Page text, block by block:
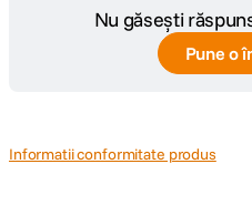
Nu găsești
Pune o
Informatii conformitate produs